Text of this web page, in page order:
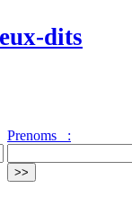
dits
Prenoms :